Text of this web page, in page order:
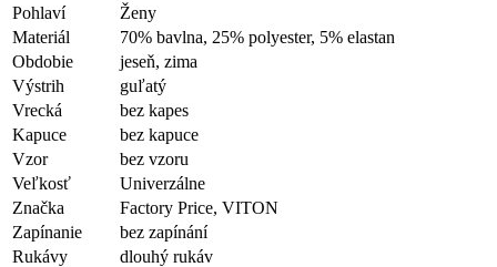
Pohlaví
Ženy
Materiál
70% bavlna, 25% polyester, 5% elastan
Obdobie
jeseň, zima
Výstrih
guľatý
Vrecká
bez kapes
Kapuce
bez kapuce
Vzor
bez vzoru
Veľkosť
Univerzálne
Značka
Factory Price, VITON
Zapínanie
bez zapínání
Rukávy
dlouhý rukáv